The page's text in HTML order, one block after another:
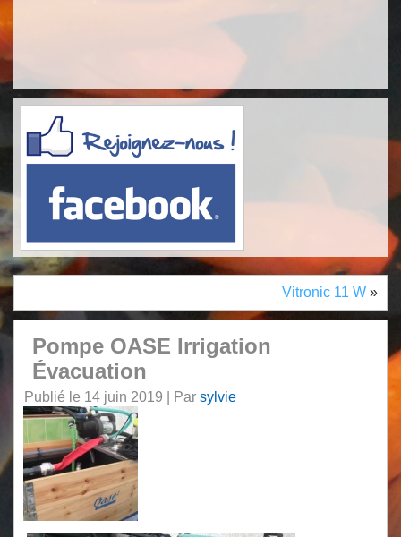
Vitronic 11 W»
Pompe OASE Irrigation
Évacuation
Publié le 14 juin 2019 Par sylvie